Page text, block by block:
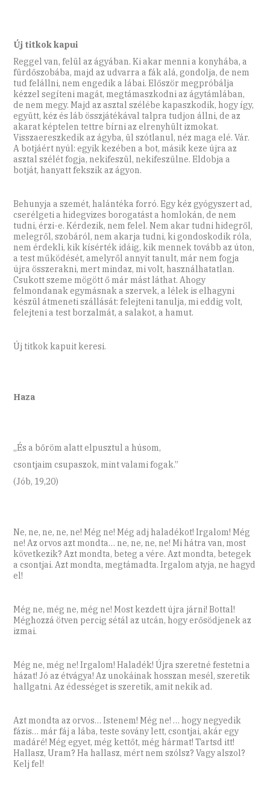
Új titkok kapui
Reggel van, felül az ágyában. Ki akar menni a konyhába, a
fürdőszobába, majd az udvarra a fák alá, gondolja, de nem
tud felállni, nem engedik a lábai. Először megpróbálja
kézzel segíteni magát, megtámaszkodni az ágytámlában,
de nem megy. Majd az asztal szélébe kapaszkodik, hogy így,
együtt, kéz és láb összjátékával talpra tudjon állni, de az
akarat képtelen tettre bírni az elrenyhült izmokat.
Visszaereszkedik az ágyba, ül szótlanul, néz maga elé. Vár.
A botjáért nyúl: egyik kezében a bot, másik keze újra az
asztal szélét fogja, nekifeszül, nekifeszülne. Eldobja a
botját, hanyatt fekszik az ágyon.
Behunyja a szemét, halántéka forró. Egy kéz gyógyszert ad,
cserélgeti a hidegvizes borogatást a homlokán, de nem
tudni, érzi-e. Kérdezik, nem felel. Nem akar tudni hidegről,
melegről, szobáról, nem akarja tudni, ki gondoskodik róla,
nem érdekli, kik kísérték idáig, kik mennek tovább az úton,
a test működését, amelyről annyit tanult, már nem fogja
újra összerakni, mert mindaz, mi volt, használhatatlan.
Csukott szeme mögött ő már mást láthat. Ahogy
felmondanak egymásnak a szervek, a lélek is elhagyni
készül átmeneti szállását: felejteni tanulja, mi eddig volt,
felejteni a test borzalmát, a salakot, a hamut.
Új titkok kapuit keresi.
Haza
„És a bőröm alatt elpusztul a húsom,
csontjaim csupaszok, mint valami fogak.”
(Jób, 19,20)
Ne, ne, ne, ne, ne! Még ne! Még adj haladékot! Irgalom! Még
ne! Az orvos azt mondta… ne, ne, ne, ne! Mi hátra van, most
következik? Azt mondta, beteg a vére. Azt mondta, betegek
a csontjai. Azt mondta, megtámadta. Irgalom atyja, ne hagyd
el!
Még ne, még ne, még ne! Most kezdett újra járni! Bottal!
Méghozzá ötven percig sétál az utcán, hogy erősödjenek az
izmai.
Még ne, még ne! Irgalom! Haladék! Újra szeretné festetni a
házat! Jó az étvágya! Az unokáinak hosszan mesél, szeretik
hallgatni. Az édességet is szeretik, amit nekik ad.
Azt mondta az orvos… Istenem! Még ne! … hogy negyedik
fázis… már fáj a lába, teste sovány lett, csontjai, akár egy
madáré! Még egyet, még kettőt, még hármat! Tartsd itt!
Hallasz, Uram? Ha hallasz, mért nem szólsz? Vagy alszol?
Kelj fel!